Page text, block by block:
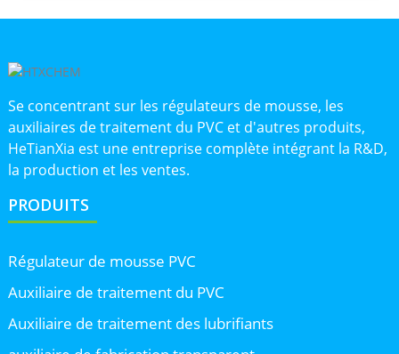
Se concentrant sur les régulateurs de mousse, les
auxiliaires de traitement du PVC et d'autres produits,
HeTianXia est une entreprise complète intégrant la R&D,
la production et les ventes.
PRODUITS
Régulateur de mousse PVC
Auxiliaire de traitement du PVC
Auxiliaire de traitement des lubrifiants